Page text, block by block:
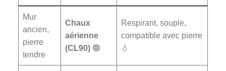
Mur
ancien,
pierre
tendre
Chaux
aérienne
(CL90) 🟢
Respirant, souple,
compatible avec pierre
💧